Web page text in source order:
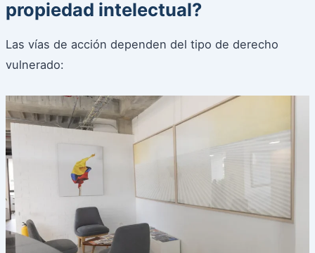
propiedad intelectual?
Las vías de acción dependen del tipo de derecho
vulnerado: